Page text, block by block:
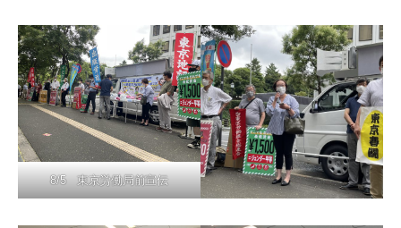
8/5 東京労働局前宣伝